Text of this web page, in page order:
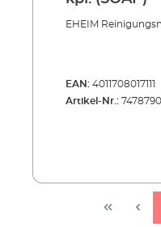
EHEIM
EAN: 4011708017111
Artikel-Nr.: 7478790